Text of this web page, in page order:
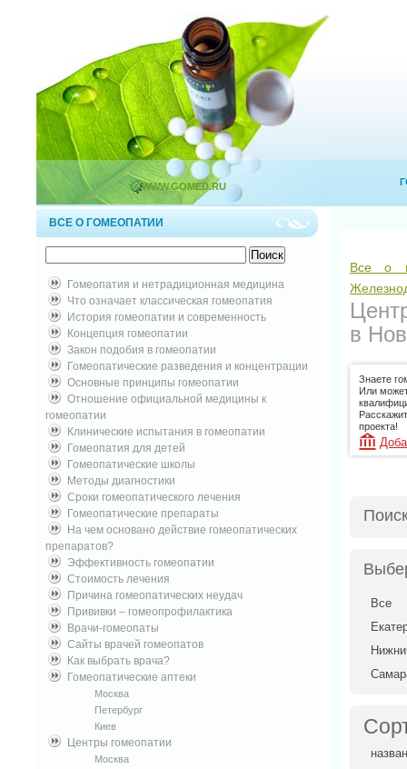
WWW.GOMED.RU
ВСЕ О ГОМЕОПАТИИ
Гомеопатия и нетрадиционная медицина
Что означает классическая гомеопатия
История гомеопатии и современность
Концепция гомеопатии
Закон подобия в гомеопатии
Гомеопатические разведения и концентрации
Основные принципы гомеопатии
Отношение официальной медицины к
гомеопатии
Клинические испытания в гомеопатии
Гомеопатия для детей
Гомеопатические школы
Методы диагностики
Сроки гомеопатического лечения
Гомеопатические препараты
На чем основано действие гомеопатических
препаратов?
Эффективность гомеопатии
Стоимость лечения
Причина гомеопатических неудач
Прививки – гомеопрофилактика
Врачи-гомеопаты
Сайты врачей гомеопатов
Как выбрать врача?
Гомеопатические аптеки
Москва
Петербург
Киев
Центры гомеопатии
Москва
Все о
в
Знаете
Или
проекта!
Все